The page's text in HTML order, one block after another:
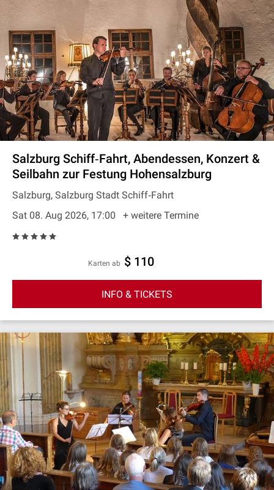
Salzburg Schiff‐Fahrt, Abendessen, Konzert &
Seilbahn zur Festung Hohensalzburg
Salzburg, Salzburg Stadt Schiff‐Fahrt
Sat 08. Aug 2026, 17:00
+ weitere Termine
Karten ab $ 110
INFO & TICKETS